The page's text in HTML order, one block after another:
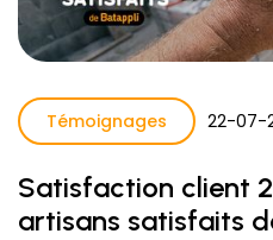
Témoignages 22-07-
Satisfaction client
artisans satisfaits